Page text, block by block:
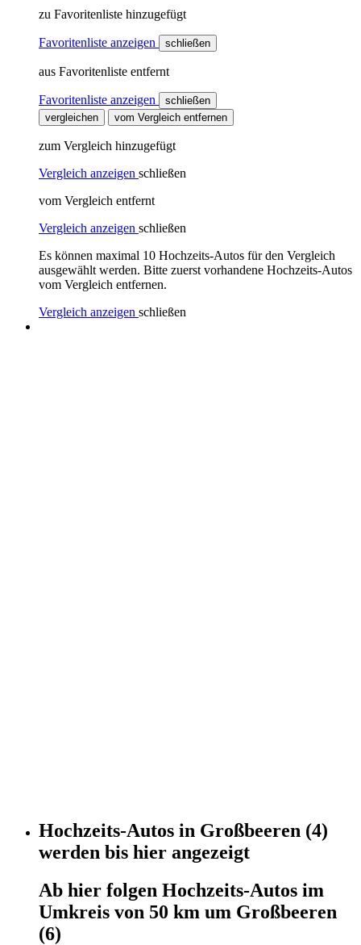
zu Favoritenliste hinzugefügt
Favoritenliste anzeigen schließen
aus Favoritenliste entfernt
Favoritenliste anzeigen
schließen
vergleichen
vom Vergleich entfernen
zum Vergleich hinzugefügt
Vergleich anzeigen schließen
vom Vergleich entfernt
Vergleich anzeigen schließen
Es können maximal 10 Hochzeits-Autos für den Vergleich
ausgewählt werden. Bitte zuerst vorhandene Hochzeits-Autos
vom Vergleich entfernen.
Vergleich anzeigen schließen
Hochzeits-Autos in Großbeeren (4)
werden bis hier angezeigt
Ab hier folgen Hochzeits-Autos im
Umkreis von 50 km um Großbeeren
(6)